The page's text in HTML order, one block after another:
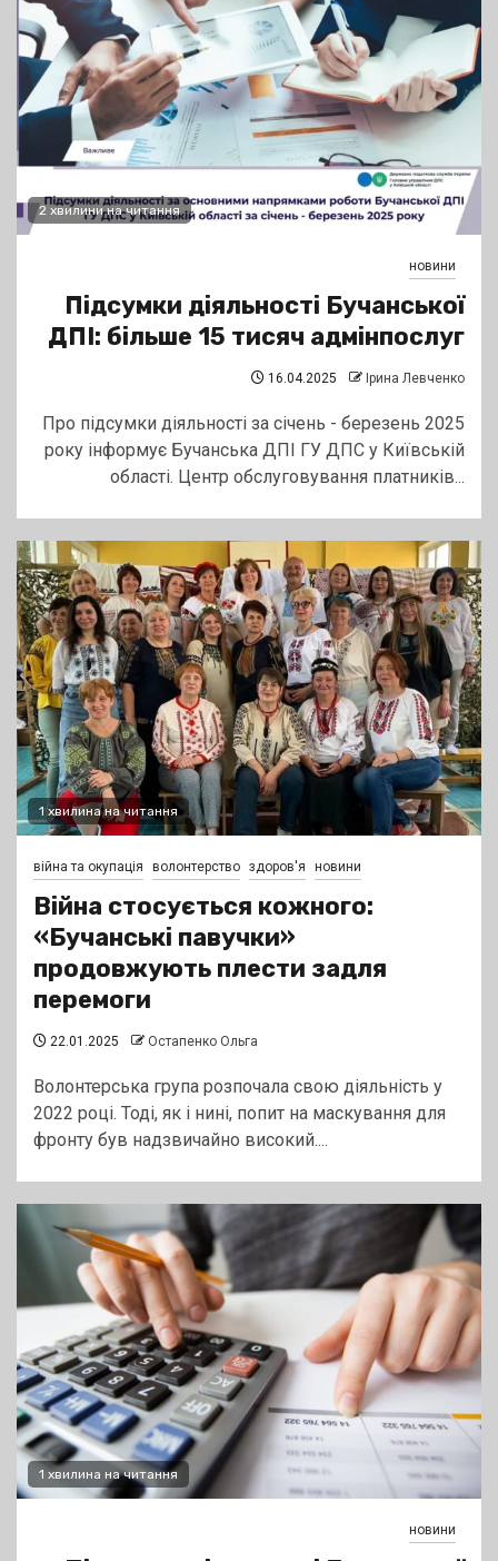
2 хвилини на читання
новини
Підсумки діяльності Бучанської
ДПІ: більше 15 тисяч адмінпослуг
16.04.2025 Ірина Левченко
Про підсумки діяльності за січень - березень 2025
року інформує Бучанська ДПІ ГУ ДПС у Київській
області. Центр обслуговування платників...
1 хвилина на читання
війна та окупація волонтерство здоров'я новини
Війна стосується кожного:
«Бучанські павучки»
продовжують плести задля
перемоги
22.01.2025 Остапенко Ольга
Волонтерська група розпочала свою діяльність у
2022 році. Тоді, як і нині, попит на маскування для
фронту був надзвичайно високий....
1 хвилина на читання
новини